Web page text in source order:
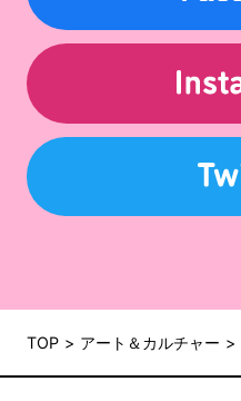
TOP アート＆カルチャー